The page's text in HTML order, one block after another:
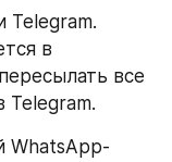
в
все
Telegram.
WhatsApp-